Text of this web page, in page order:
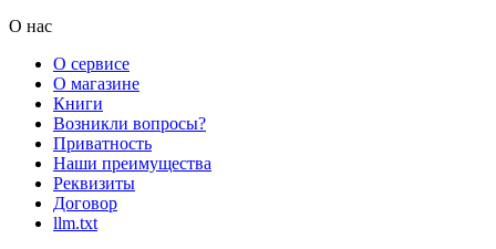
О нас
О сервисе
О магазине
Книги
Возникли вопросы?
Приватность
Наши преимущества
Реквизиты
Договор
llm.txt